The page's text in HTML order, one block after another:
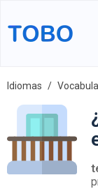
Idiomas